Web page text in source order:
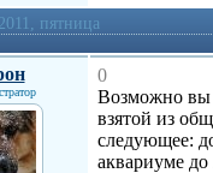
пятница
0
Возможно вы
взятой из
следующее:
аквариуме